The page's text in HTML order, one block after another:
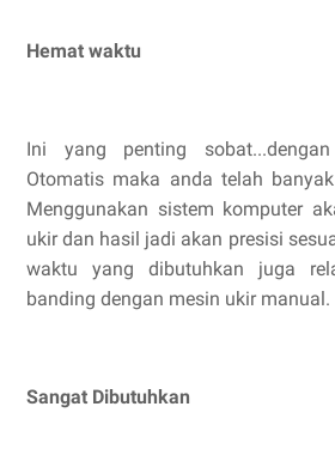
Hemat waktu
Ini yang penting
Otomatis maka anda telah
Menggunakan sistem komputer
ukir dan hasil jadi akan presisi
waktu yang dibutuhkan juga
banding dengan mesin ukir manual.
Sangat Dibutuhkan